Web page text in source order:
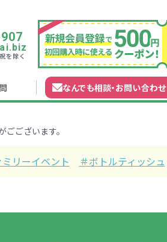
ド
なんでも相談・お問い合わせ
を除く
ございます。
リーイベント ＃ボトルティッシュ